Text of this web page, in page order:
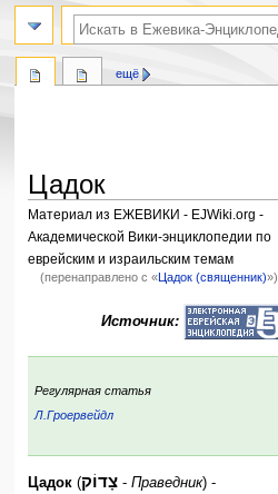
Цадок
Материал из ЕЖЕВИКИ - EJWiki.org -
Академической Вики-энциклопедии по
еврейским и израильским темам
(перенаправлено с «Цадок (священник)»)
Источник:
Регулярная статья
Л.Гроервейдл
Цадок ( -Праведник) -
ещё
поиск по словам